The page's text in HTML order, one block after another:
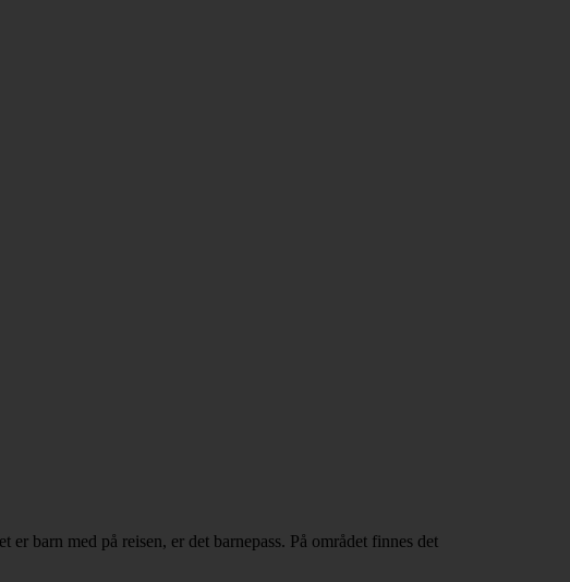
barn med på reisen, er det barnepass. På området finnes det